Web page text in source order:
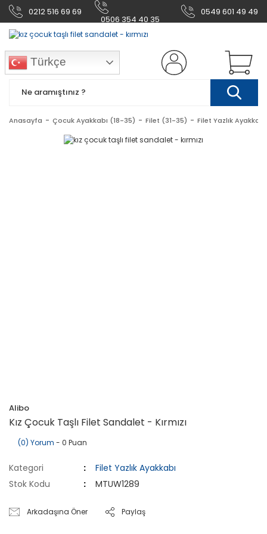
0212 516 69 69
0506 354 40 35
0549 601 49 49
Türkçe
Anasayfa Çocuk Ayakkabı (18-35) Filet (31-35) Filet Yazlık Ayakkabı
Alibo
Kız Çocuk Taşlı Filet Sandalet - Kırmızı
(0) Yorum - 0 Puan
Kategori
Filet Yazlık Ayakkabı
Stok Kodu
MTUW1289
Arkadaşına Öner Paylaş